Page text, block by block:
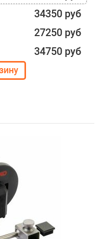
34350 руб
27250 руб
34750 руб